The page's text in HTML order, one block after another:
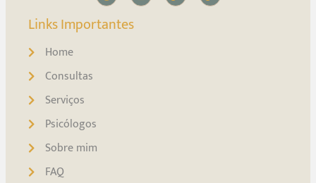
Links Importantes
Home
Consultas
Serviços
Psicólogos
Sobre mim
FAQ